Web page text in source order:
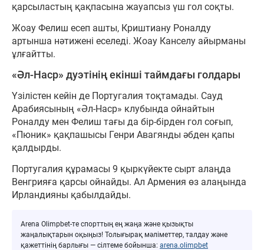
қарсыластың қақпасына жауапсыз үш гол соқты.
Жоау Фелиш есеп ашты, Криштиану Роналду
артынша нәтижені еселеді. Жоау Канселу айырманы
ұлғайтты.
«Әл-Наср» дуэтінің екінші таймдағы голдары
Үзілістен кейін де Португалия тоқтамады. Сауд
Арабиясының «Әл-Наср» клубында ойнайтын
Роналду мен Фелиш тағы да бір-бірден гол соғып,
«Пюник» қақпашысы Генри Авагянды әбден қапы
қалдырды.
Португалия құрамасы 9 қыркүйекте сырт алаңда
Венгрияға қарсы ойнайды. Ал Армения өз алаңында
Ирландияны қабылдайды.
Arena Olimpbet-те спорттың ең жаңа және қызықты
жаңалықтарын оқыңыз! Толығырақ мәліметтер, талдау және
қажеттінің барлығы — сілтеме бойынша: arena.olimpbet